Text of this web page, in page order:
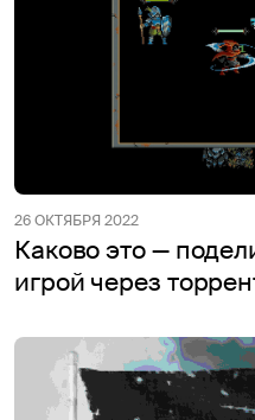
26 ОКТЯБРЯ 2022
Каково это —
игрой через